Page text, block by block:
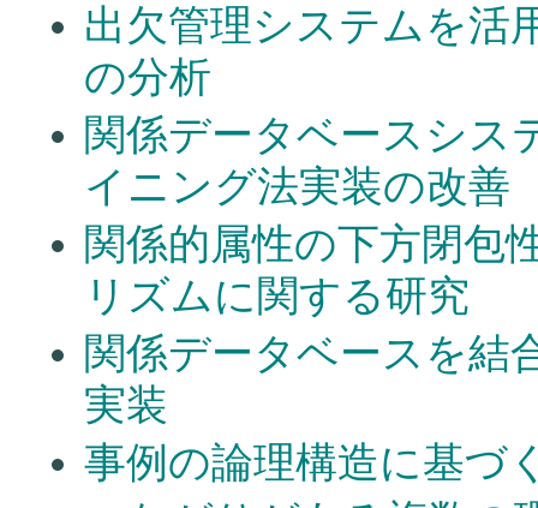
出欠管理システムを活
の分析
関係データベースシス
イニング法実装の改善
関係的属性の下方閉包
リズムに関する研究
関係データベースを結
実装
事例の論理構造に基づ